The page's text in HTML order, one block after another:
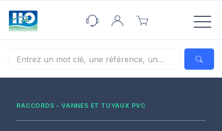
RACCORDS - VANNES ET TUYAUX PVC